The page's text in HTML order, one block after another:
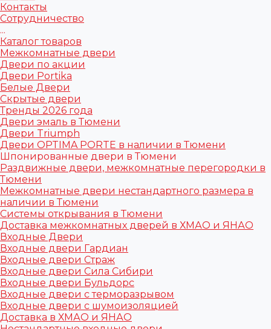
Контакты
Сотрудничество
...
Каталог товаров
Межкомнатные двери
Двери по акции
Двери Portika
Белые Двери
Скрытые двери
Тренды 2026 года
Двери эмаль в Тюмени
Двери Triumph
Двери OPTIMA PORTE в наличии в Тюмени
Шпонированные двери в Тюмени
Раздвижные двери, межкомнатные перегородки в
Тюмени
Межкомнатные двери нестандартного размера в
наличии в Тюмени
Системы открывания в Тюмени
Доставка межкомнатных дверей в ХМАО и ЯНАО
Входные Двери
Входные двери Гардиан
Входные двери Страж
Входные двери Сила Сибири
Входные двери Бульдорс
Входные двери с терморазрывом
Входные двери с шумоизоляцией
Доставка в ХМАО и ЯНАО